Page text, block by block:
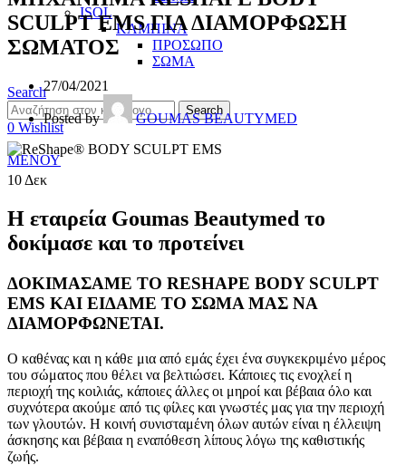
ISOL
ΚΑΜΠΙΝΑ
ΠΡΟΣΩΠΟ
ΣΩΜΑ
Search
Search
0 Wishlist
ΜΕΝΟΥ
SCULPT EMS ΓΙΑ ΔΙΑΜΟΡΦΩΣΗ
ΣΩΜΑΤΟΣ
27/04/2021
Posted by GOUMAS BEAUTYMED
10 Δεκ
Η εταιρεία Goumas Beautymed το
δοκίμασε και το προτείνει
ΔΟΚΙΜΑΣΑΜΕ ΤΟ RESHAPE BODY SCULPT
EMS ΚΑΙ ΕΙΔΑΜΕ ΤΟ ΣΩΜΑ ΜΑΣ ΝΑ
ΔΙΑΜΟΡΦΩΝΕΤΑΙ.
Ο καθένας και η κάθε μια από εμάς έχει ένα συγκεκριμένο μέρος
του σώματος που θέλει να βελτιώσει. Κάποιες τις ενοχλεί η
περιοχή της κοιλιάς, κάποιες άλλες οι μηροί και βέβαια όλο και
συχνότερα ακούμε από τις φίλες και γνωστές μας για την περιοχή
των γλουτών. Η κοινή συνισταμένη όλων αυτών είναι η έλλειψη
άσκησης και βέβαια η εναπόθεση λίπους λόγω της καθιστικής
ζωής.